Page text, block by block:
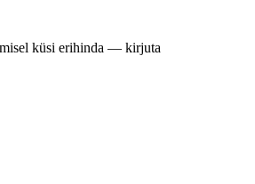
küsi erihinda — kirjuta